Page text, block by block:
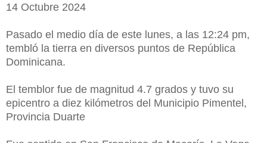
14 Octubre 2024
Pasado el medio día de este lunes, a las 12:24 pm,
tembló la tierra en diversos puntos de República
Dominicana.
El temblor fue de magnitud 4.7 grados y tuvo su
epicentro a diez kilómetros del Municipio Pimentel,
Provincia Duarte